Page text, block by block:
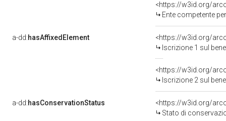
<https://w3id.org/
Ente competente per tutela del bene
a-dd:hasAffixedElement
<https://w3id.org/
Iscrizione 1 sul
<https://w3id.org/
Iscrizione 2 sul
a-dd:hasConservationStatus
<https://w3id.org/
Stato di